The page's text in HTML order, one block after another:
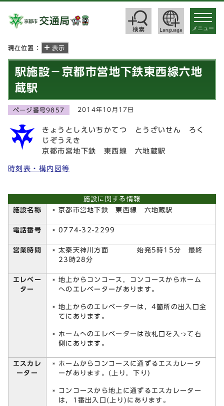
toggle
メニュー
現在位置： 表示
駅施設－京都市営地下鉄東西線六地
蔵駅
ページ番号9857 2014年10月17日
きょうとしえいちかてつ とうざいせん ろく
じぞうえき
京都市営地下鉄 東西線 六地蔵駅
時刻表・構内図等
施設に関する情報
施設名称
京都市営地下鉄 東西線 六地蔵駅
電話番号 0774-32-2299
営業時間
太秦天神川方面 始発5時15分 最終
23時28分
エレベー
ター
地上からコンコース，コンコースからホーム
へのエレベーターがあります。
地上からのエレベーターは，4箇所の出入口全
てにあります。
ホームへのエレベーターは改札口を入って右
側にあります。
エスカレ
ーター
ホームからコンコースに通ずるエスカレータ
ーがあります。(上り，下り)
コンコースから地上に通ずるエスカレーター
は，1番出入口(上り)にあります。